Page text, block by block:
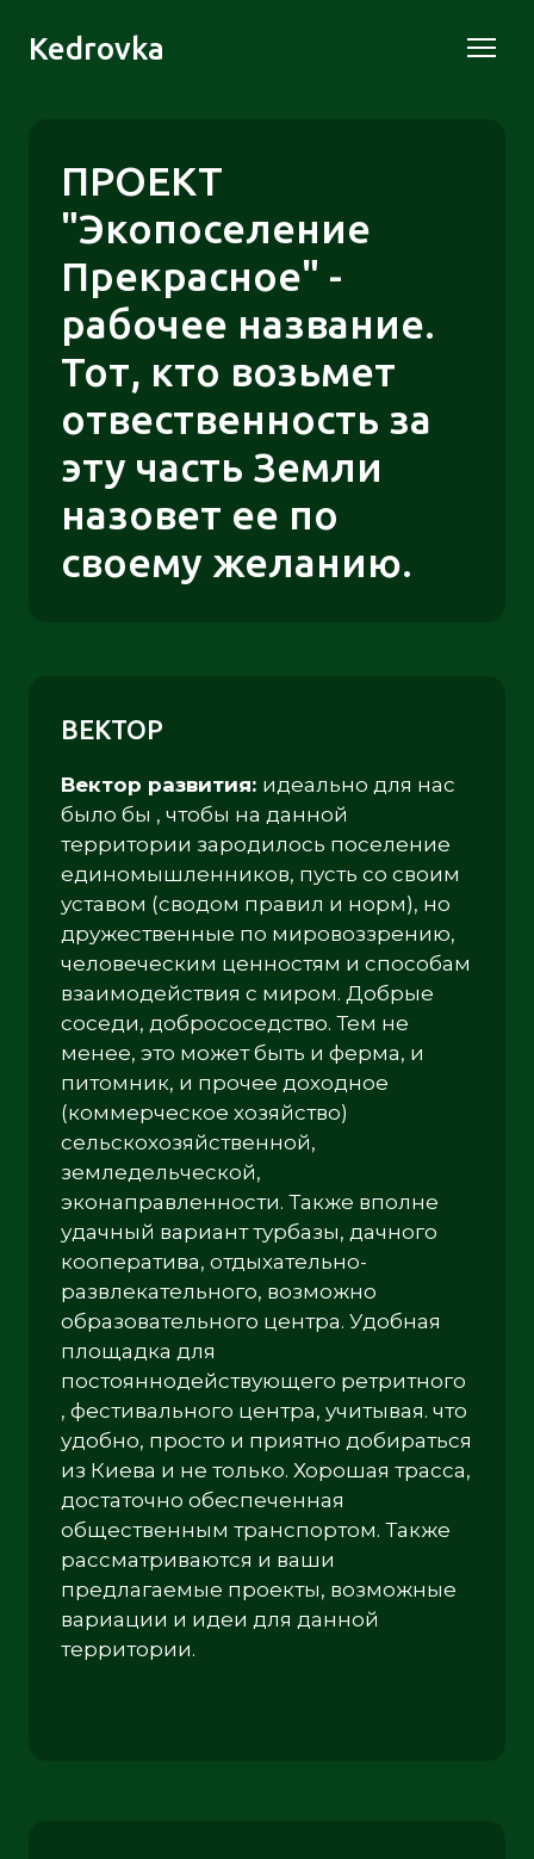
Kedrovka
ПРОЕКТ
"Экопоселение
Прекрасное" -
рабочее название.
Тот, кто возьмет
отвественность за
эту часть Земли
назовет ее по
своему желанию.
ВЕКТОР
Вектор развития: идеально для нас
было бы , чтобы на данной
территории зародилось поселение
единомышленников, пусть со своим
уставом (сводом правил и норм), но
дружественные по мировоззрению,
человеческим ценностям и способам
взаимодействия с миром. Добрые
соседи, добрососедство. Тем не
менее, это может быть и ферма, и
питомник, и прочее доходное
(коммерческое хозяйство)
сельскохозяйственной,
земледельческой,
эконаправленности. Также вполне
удачный вариант турбазы, дачного
кооператива, отдыхательно-
развлекательного, возможно
образовательного центра. Удобная
площадка для
постояннодействующего ретритного
, фестивального центра, учитывая. что
удобно, просто и приятно добираться
из Киева и не только. Хорошая трасса,
достаточно обеспеченная
общественным транспортом. Также
рассматриваются и ваши
предлагаемые проекты, возможные
вариации и идеи для данной
территории.